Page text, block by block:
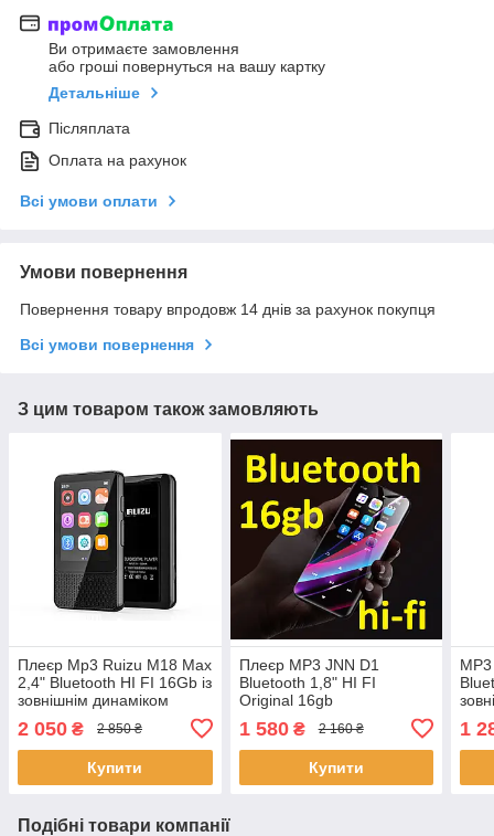
Ви отримаєте замовлення
або гроші повернуться на вашу картку
Детальніше
Післяплата
Оплата на рахунок
Всі умови оплати
Умови повернення
Повернення товару впродовж 14 днів за рахунок покупця
Всі умови повернення
З цим товаром також замовляють
Плеєр Mp3 Ruizu M18 Max
2,4" Bluetooth HI FI 16Gb із
зовнішнім динаміком
2 050 ₴ 2 850 ₴
Купити
Плеєр MP3 JNN D1
Bluetooth 1,8" HI FI
Original 16gb
1 580₴ 2 160 ₴
Купити
1
Подібні товари компанії